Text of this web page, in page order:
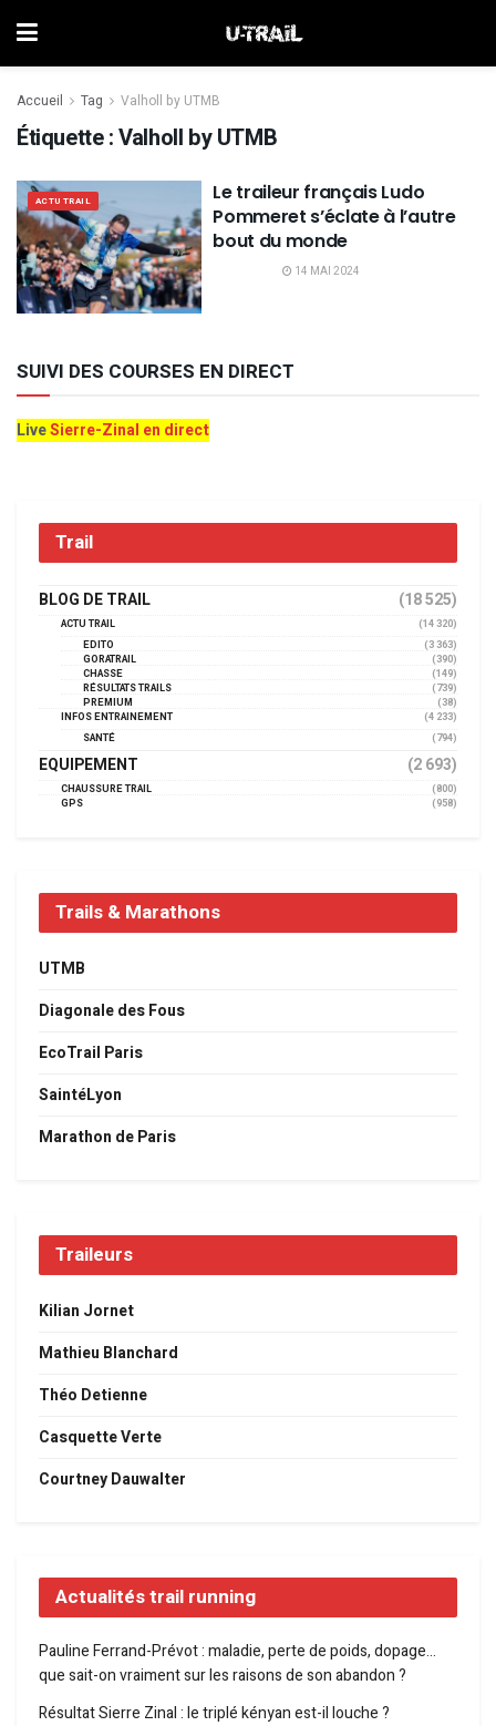
Accueil Tag Valholl by UTMB
Étiquette :Valholl by UTMB
ACTU TRAIL
Le traileur français Ludo
Pommeret s’éclate à l’autre
bout du monde
14 MAI 2024
SUIVI DES COURSES EN DIRECT
LiveSierre-Zinal en direct
Trail
BLOG DE TRAIL (18 525)
ACTU TRAIL
(14 320)
EDITO
(3 363)
GORATRAIL
(390)
CHASSE
(149)
RÉSULTATS TRAILS
(739)
PREMIUM
(38)
INFOS ENTRAINEMENT
(4 233)
SANTÉ
(794)
EQUIPEMENT (2 693)
CHAUSSURE TRAIL
(800)
GPS
(958)
Trails & Marathons
UTMB
Diagonale des Fous
EcoTrail Paris
SaintéLyon
Marathon de Paris
Traileurs
Kilian Jornet
Mathieu Blanchard
Théo Detienne
Casquette Verte
Courtney Dauwalter
Actualités trail running
Pauline Ferrand-Prévot : maladie, perte de poids, dopage…
que sait-on vraiment sur les raisons de son abandon ?
Résultat Sierre Zinal : le triplé kényan est-il louche ?